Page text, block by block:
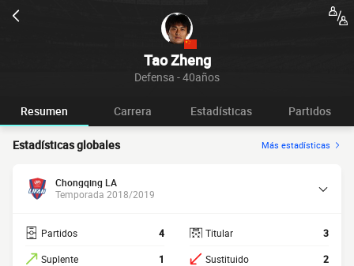
Tao Zheng
Defensa - 40años
Resumen Carrera Estadísticas Partidos
Estadísticas globales Más estadísticas
Chongqing LA
Temporada 2018/2019
Partidos 4
Suplente 1
Titular 3
Sustituido 2